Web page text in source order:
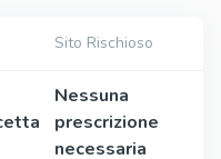
Sito Rischioso
Nessuna
prescrizione
necessaria